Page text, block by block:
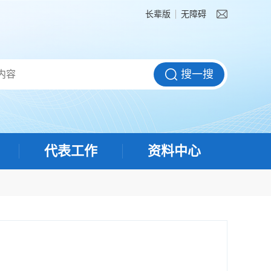
长辈版 无障碍
代表工作 资料中心